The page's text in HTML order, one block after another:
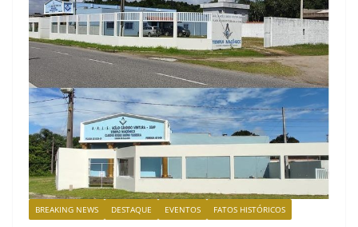
BREAKING NEWS DESTAQUE EVENTOS FATOS HISTÓRICOS